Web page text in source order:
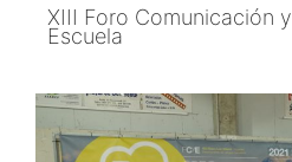
SaltarXIII Foro Comunicación y
Escuela